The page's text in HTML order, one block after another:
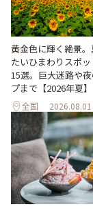
黄金色に輝く絶景
たいひまわりスポ
15選。巨大迷路や
プまで【2026年夏】
全国 2026.08.01